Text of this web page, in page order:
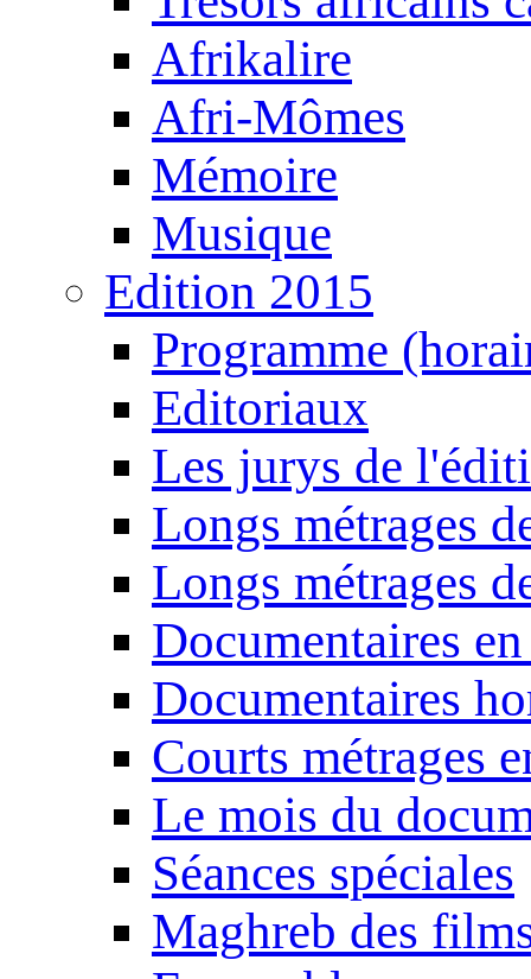
Afrikalire
Afri-Mômes
Mémoire
Musique
Edition 2015
Programme
Editoriaux
Les jurys de
Longs métrages
Longs métrages
Documentaires
Documentaires
Courts métrages
Le mois du
Séances spéciales
Maghreb des